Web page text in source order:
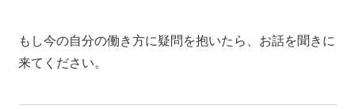
もし今の自分の働き方に疑問を抱いたら、お話を聞きに
来てください。